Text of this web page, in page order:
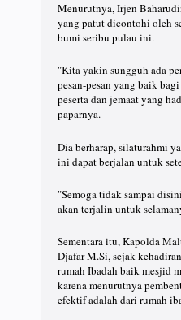
Menurutnya, Irjen
yang patut dicontohi oleh
bumi seribu pulau ini.
"Kita yakin sungguh ada
pesan-pesan yang baik
peserta dan jemaat yang
paparnya.
Dia berharap, silaturahmi
ini dapat berjalan untuk
"Semoga tidak sampai
akan terjalin untuk
Sementara itu, Kapolda
Djafar M.Si, sejak
rumah Ibadah baik mesjid
karena menurutnya
efektif adalah dari rumah